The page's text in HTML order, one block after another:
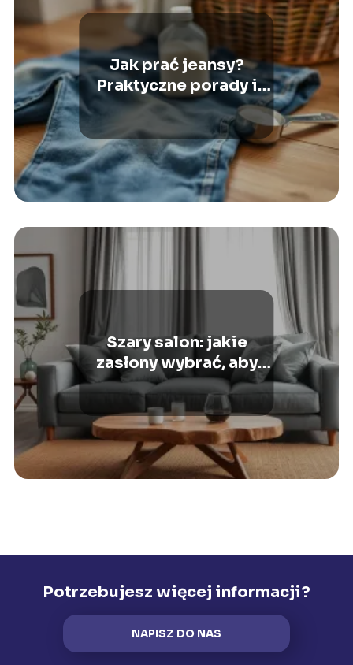
Jak prać jeansy?
Praktyczne porady i
wskazówki
Szary salon: jakie
zasłony wybrać, aby
stworzyć idealny
klimat?
Potrzebujesz więcej informacji?
NAPISZ DO NAS